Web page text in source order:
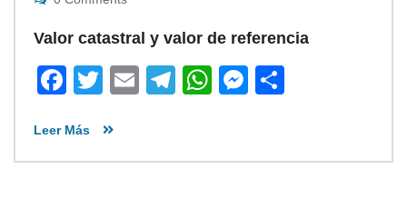
Valor catastral y valor de referencia
Facebook
Twitter
EmailTelegram
WhatsApp
Messenger
Leer Más